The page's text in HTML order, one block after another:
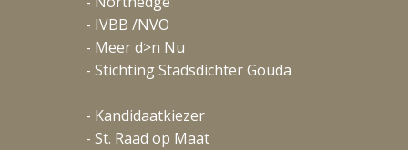
- IVBB /NVO
- Meer d>n Nu
- Stichting Stadsdichter Gouda
- Kandidaatkiezer
- St. Raad op Maat